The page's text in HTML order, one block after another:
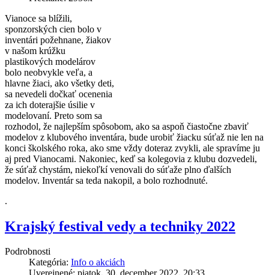
Vianoce sa blížili,
sponzorských cien bolo v
inventári požehnane, žiakov
v našom krúžku
plastikových modelárov
bolo neobvykle veľa, a
hlavne žiaci, ako všetky deti,
sa nevedeli dočkať ocenenia
za ich doterajšie úsilie v
modelovaní. Preto som sa
rozhodol, že najlepším spôsobom, ako sa aspoň čiastočne zbaviť
modelov z klubového inventára, bude urobiť žiacku súťaž nie len na
konci školského roka, ako sme vždy doteraz zvykli, ale spravíme ju
aj pred Vianocami. Nakoniec, keď sa kolegovia z klubu dozvedeli,
že súťaž chystám, niekoľkí venovali do súťaže plno ďalších
modelov. Inventár sa teda nakopil, a bolo rozhodnuté.
.
Krajský festival vedy a techniky 2022
Podrobnosti
Kategória: Info o akciách